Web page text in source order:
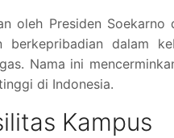
oleh Presiden
dalam
Nama ini
di Indonesia.
Kampus